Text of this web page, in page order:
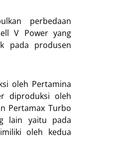
perbedaan
V Power yang
pada produsen
oleh Pertamina
diproduksi oleh
Pertamax Turbo
lain yaitu pada
oleh kedua